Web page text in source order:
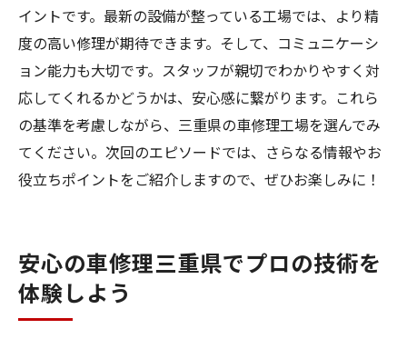
イントです。最新の設備が整っている工場では、より精
度の高い修理が期待できます。そして、コミュニケーシ
ョン能力も大切です。スタッフが親切でわかりやすく対
応してくれるかどうかは、安心感に繋がります。これら
の基準を考慮しながら、三重県の車修理工場を選んでみ
てください。次回のエピソードでは、さらなる情報やお
役立ちポイントをご紹介しますので、ぜひお楽しみに！
安心の車修理三重県でプロの技術を
体験しよう